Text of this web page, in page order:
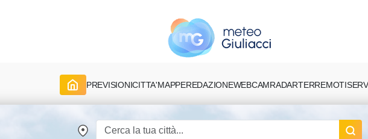
PREVISIONICITTA'MAPPEREDAZIONEWEBCAMRADARTERREMOTI